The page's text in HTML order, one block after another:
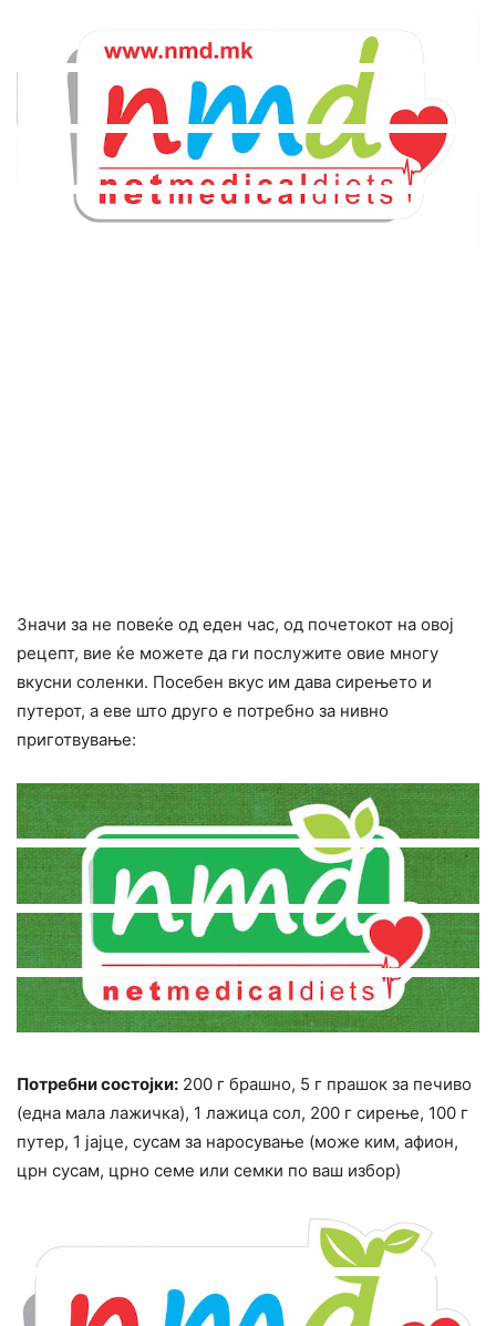
Значи за не повеќе од еден час, од почетокот на овој
рецепт, вие ќе можете да ги послужите овие многу
вкусни соленки. Посебен вкус им дава сирењето и
путерот, а еве што друго е потребно за нивно
приготвување:
Потребни состојки: 200 г брашно, 5 г прашок за печиво
(една мала лажичка), 1 лажица сол, 200 г сирење, 100 г
путер, 1 јајце, сусам за наросување (може ким, афион,
црн сусам, црно семе или семки по ваш избор)